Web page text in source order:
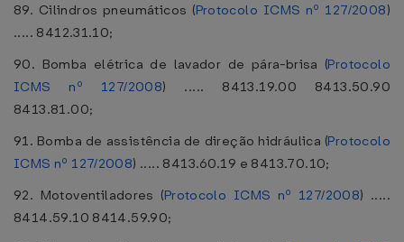
89. Cilindros pneumáticos (Protocolo ICMS nº 127/2008)
..... 8412.31.10;
90. Bomba elétrica de lavador de pára-brisa (Protocolo
ICMS nº 127/2008) ..... 8413.19.00 8413.50.90
8413.81.00;
91. Bomba de assistência de direção hidráulica (Protocolo
ICMS nº 127/2008) ..... 8413.60.19 e 8413.70.10;
92. Motoventiladores (Protocolo ICMS nº 127/2008) .....
8414.59.10 8414.59.90;